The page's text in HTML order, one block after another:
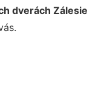
dverách Zálesie